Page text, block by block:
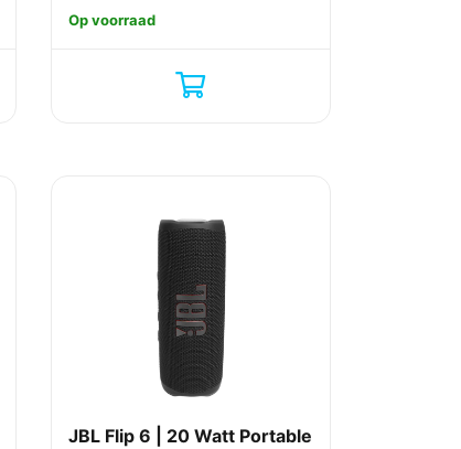
Op voorraad
JBL Flip 6 | 20 Watt Portable